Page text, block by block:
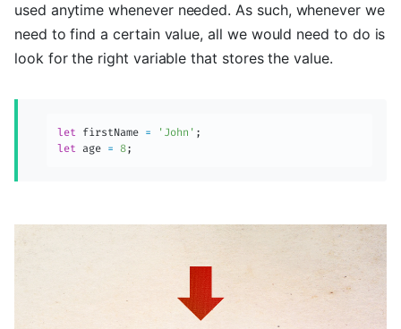
used anytime whenever needed. As such, whenever we
need to find a certain value, all we would need to do is
look for the right variable that stores the value.
let firstName = 'John' ;
let age = 8;